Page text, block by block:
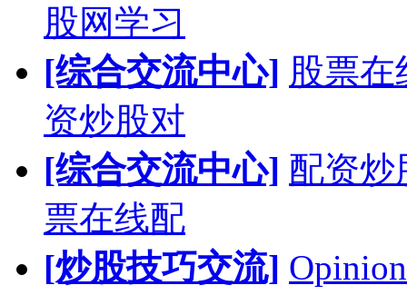
股网学习
[综合交流中心] 股票
资炒股对
[综合交流中心] 配资炒
票在线配
[炒股技巧交流]